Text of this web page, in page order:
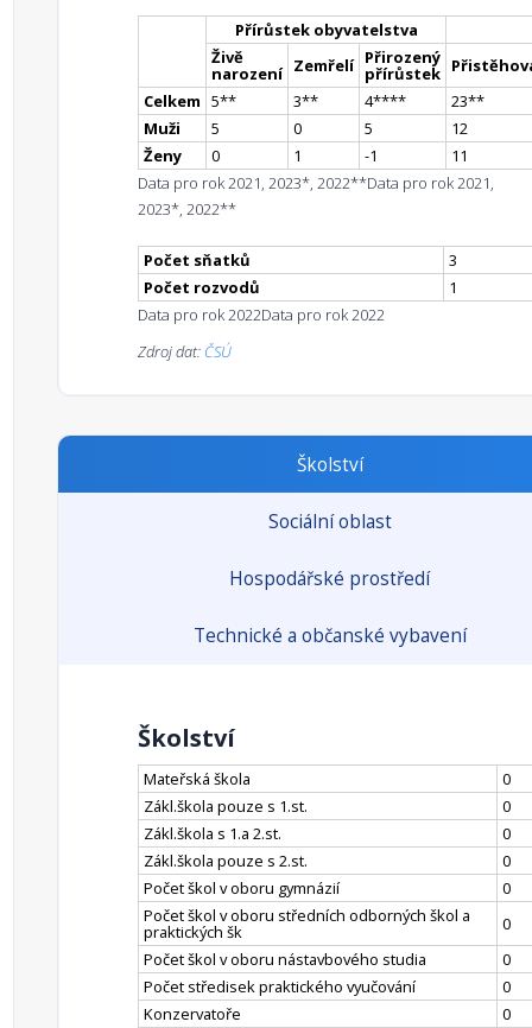
Přírůstek obyvatelstva
Živě
narození Zemřelí Přirozený
přírůstek
Celkem 5** 3** 4**** 23**
Muži
5 0 5
12
Ženy
0 1 -1
11
Data pro rok 2021, 2023*, 2022**Data pro rok 2021,
2023*, 2022**
Počet sňatků
3
Počet rozvodů
1
Data pro rok 2022Data pro rok 2022
Zdroj dat: ČSÚ
Školství
Sociální oblast
Hospodářské prostředí
Technické a občanské vybavení
Školství
Mateřská škola
0
Zákl.škola pouze s 1.st.
0
Zákl.škola s 1.a 2.st.
0
Zákl.škola pouze s 2.st.
0
Počet škol v oboru gymnázií
0
Počet škol v oboru středních odborných škol a
praktických šk
0
Počet škol v oboru nástavbového studia
0
Počet středisek praktického vyučování
0
Konzervatoře
0